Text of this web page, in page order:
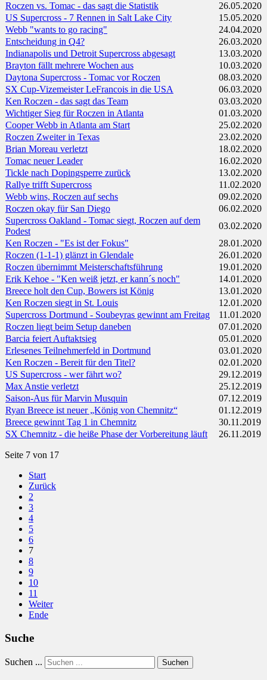
Roczen vs. Tomac - das sagt die Statistik
26.05.2020
US Supercross - 7 Rennen in Salt Lake City
15.05.2020
Webb "wants to go racing"
24.04.2020
Entscheidung in Q4?
26.03.2020
Indianapolis und Detroit Supercross abgesagt
13.03.2020
Brayton fällt mehrere Wochen aus
10.03.2020
Daytona Supercross - Tomac vor Roczen
08.03.2020
SX Cup-Vizemeister LeFrancois in die USA
06.03.2020
Ken Roczen - das sagt das Team
03.03.2020
Wichtiger Sieg für Roczen in Atlanta
01.03.2020
Cooper Webb in Atlanta am Start
25.02.2020
Roczen Zweiter in Texas
23.02.2020
Brian Moreau verletzt
18.02.2020
Tomac neuer Leader
16.02.2020
Tickle nach Dopingsperre zurück
13.02.2020
Rallye trifft Supercross
11.02.2020
Webb wins, Roczen auf sechs
09.02.2020
Roczen okay für San Diego
06.02.2020
Supercross Oakland - Tomac siegt, Roczen auf dem
Podest
03.02.2020
Ken Roczen - "Es ist der Fokus"
28.01.2020
Roczen (1-1-1) glänzt in Glendale
26.01.2020
Roczen übernimmt Meisterschaftsführung
19.01.2020
Erik Kehoe - "Ken weiß jetzt, er kann´s noch"
14.01.2020
Breece holt den Cup, Bowers ist König
13.01.2020
Ken Roczen siegt in St. Louis
12.01.2020
Supercross Dortmund - Soubeyras gewinnt am Freitag
11.01.2020
Roczen liegt beim Setup daneben
07.01.2020
Barcia feiert Auftaktsieg
05.01.2020
Erlesenes Teilnehmerfeld in Dortmund
03.01.2020
Ken Roczen - Bereit für den Titel?
02.01.2020
US Supercross - wer fährt wo?
29.12.2019
Max Anstie verletzt
25.12.2019
Saison-Aus für Marvin Musquin
07.12.2019
Ryan Breece ist neuer „König von Chemnitz“
01.12.2019
Breece gewinnt Tag 1 in Chemnitz
30.11.2019
SX Chemnitz - die heiße Phase der Vorbereitung läuft
26.11.2019
Seite 7 von 17
Start
Zurück
2
3
4
5
6
7
8
9
10
11
Weiter
Ende
Suche
Suchen ... Suchen